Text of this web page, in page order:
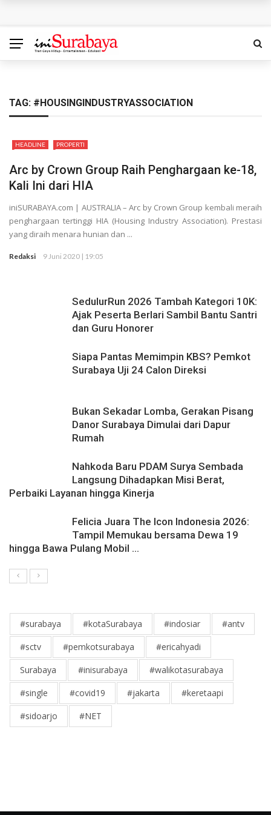
Berlari Sambil Bantu Santri dan Guru Honorer
Dimulai dari Dapur Rumah
Nahkoda Baru PDAM Surya Sembada Langsung
Dihadapkan Misi Berat, Perbaiki Layanan hingga Kinerja
Felicia Juara The Icon Indonesia 2026: Tampil Memukau
bersama Dewa 19 hingga Bawa Pulang Mobil dan Kontrak
TAG: #HOUSINGINDUSTRYASSOCIATION
HEADLINE PROPERTI
Arc by Crown Group Raih Penghargaan ke-18,
Kali Ini dari HIA
iniSURABAYA.com | AUSTRALIA – Arc by Crown Group kembali meraih
penghargaan tertinggi HIA (Housing Industry Association). Prestasi
yang diraih menara hunian dan ...
Redaksi 9 Juni 2020 | 19:05
SedulurRun 2026 Tambah Kategori 10K:
Ajak Peserta Berlari Sambil Bantu Santri
dan Guru Honorer
Siapa Pantas Memimpin KBS? Pemkot
Surabaya Uji 24 Calon Direksi
Bukan Sekadar Lomba, Gerakan Pisang
Danor Surabaya Dimulai dari Dapur
Rumah
Nahkoda Baru PDAM Surya Sembada
Langsung Dihadapkan Misi Berat,
Perbaiki Layanan hingga Kinerja
Felicia Juara The Icon Indonesia 2026:
Tampil Memukau bersama Dewa 19
hingga Bawa Pulang Mobil ...
#surabaya #kotaSurabaya #indosiar
#antv
#sctv
#pemkotsurabaya
#ericahyadi
Surabaya
#inisurabaya
#walikotasurabaya
#single
#covid19 #jakarta
#keretaapi
#sidoarjo
#NET